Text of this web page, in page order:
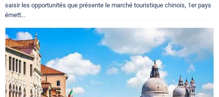
saisir les opportunités que présente le marché touristique chinois, 1er pays
émett...